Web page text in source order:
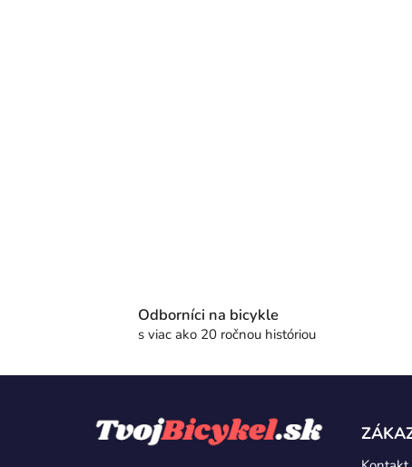
Odborníci na bicykle
s viac ako 20 ročnou históriou